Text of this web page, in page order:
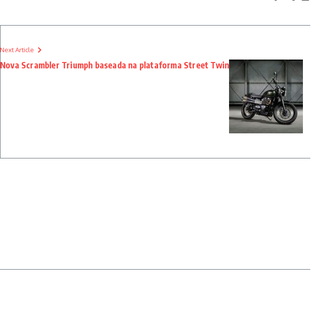
Next Article
Nova Scrambler Triumph baseada na plataforma Street Twin